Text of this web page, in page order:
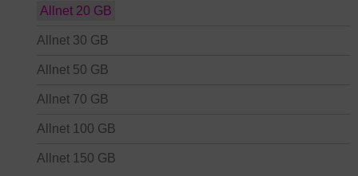
Allnet 20 GB
Allnet 30 GB
Allnet 50 GB
Allnet 70 GB
Allnet 100 GB
Allnet 150 GB